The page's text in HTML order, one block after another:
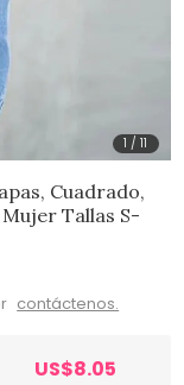
1 /11
Cuadrado,
Tallas S-
contáctenos.
US$8.05